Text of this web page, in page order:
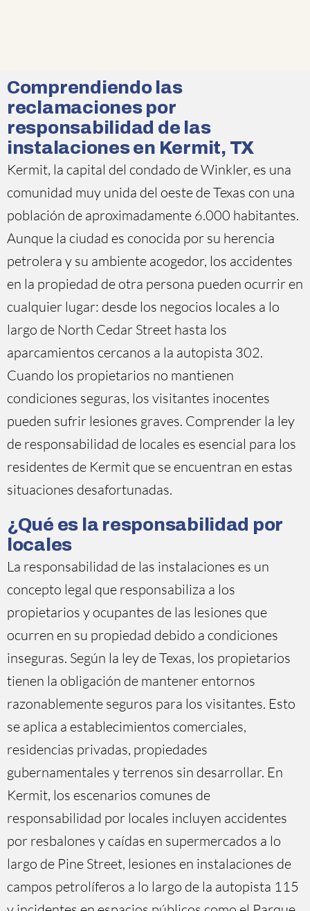
Comprendiendo las
reclamaciones por
responsabilidad de las
instalaciones en Kermit, TX
Kermit, la capital del condado de Winkler, es una
comunidad muy unida del oeste de Texas con una
población de aproximadamente 6.000 habitantes.
Aunque la ciudad es conocida por su herencia
petrolera y su ambiente acogedor, los accidentes
en la propiedad de otra persona pueden ocurrir en
cualquier lugar: desde los negocios locales a lo
largo de North Cedar Street hasta los
aparcamientos cercanos a la autopista 302.
Cuando los propietarios no mantienen
condiciones seguras, los visitantes inocentes
pueden sufrir lesiones graves. Comprender la ley
de responsabilidad de locales es esencial para los
residentes de Kermit que se encuentran en estas
situaciones desafortunadas.
¿Qué es la responsabilidad por
locales
La responsabilidad de las instalaciones es un
concepto legal que responsabiliza a los
propietarios y ocupantes de las lesiones que
ocurren en su propiedad debido a condiciones
inseguras. Según la ley de Texas, los propietarios
tienen la obligación de mantener entornos
razonablemente seguros para los visitantes. Esto
se aplica a establecimientos comerciales,
residencias privadas, propiedades
gubernamentales y terrenos sin desarrollar. En
Kermit, los escenarios comunes de
responsabilidad por locales incluyen accidentes
por resbalones y caídas en supermercados a lo
largo de Pine Street, lesiones en instalaciones de
campos petrolíferos a lo largo de la autopista 115